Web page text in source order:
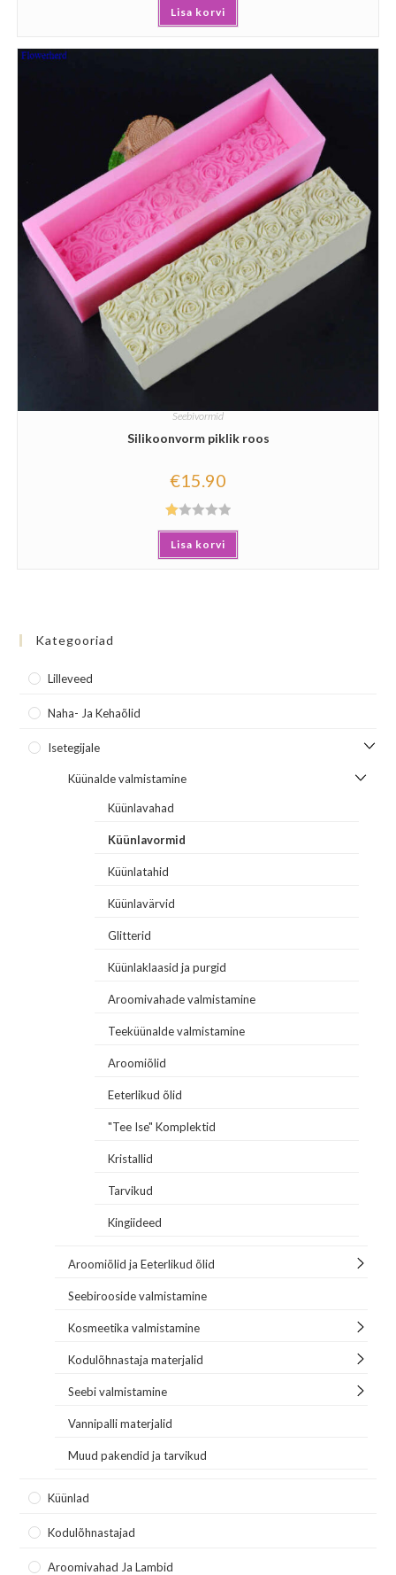
Lisa korvi
Seebivormid
Silikoonvorm piklik roos
€15.90
Hi
nn
Lisa korvi
Kategooriad
Lilleveed
Naha- Ja Kehaõlid
Isetegijale
Küünalde valmistamine
Küünlavahad
Küünlavormid
Küünlatahid
Küünlavärvid
Glitterid
Küünlaklaasid ja purgid
Aroomivahade valmistamine
Teeküünalde valmistamine
Aroomiõlid
Eeterlikud õlid
"Tee Ise" Komplektid
Kristallid
Tarvikud
Kingiideed
Aroomiõlid ja Eeterlikud õlid
Seebirooside valmistamine
Kosmeetika valmistamine
Kodulõhnastaja materjalid
Seebi valmistamine
Vannipalli materjalid
Muud pakendid ja tarvikud
Küünlad
Kodulõhnastajad
Aroomivahad Ja Lambid